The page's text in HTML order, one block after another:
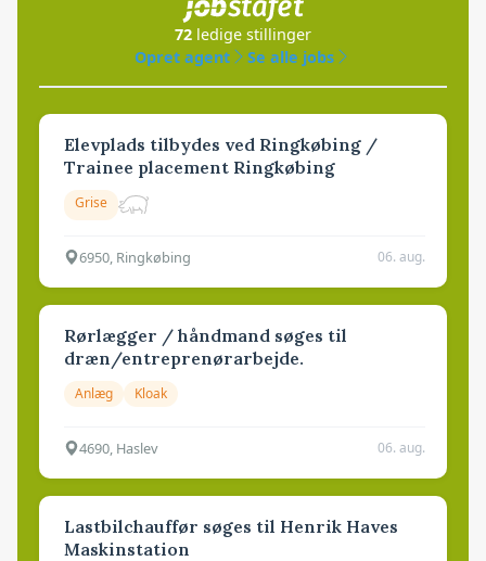
72 ledige stillinger
Opret agent
Se alle jobs
Elevplads tilbydes ved Ringkøbing /
Trainee placement Ringkøbing
Grise
6950, Ringkøbing 06. aug.
Rørlægger / håndmand søges til
dræn/entreprenørarbejde.
Anlæg Kloak
4690, Haslev 06. aug.
Lastbilchauffør søges til Henrik Haves
Maskinstation